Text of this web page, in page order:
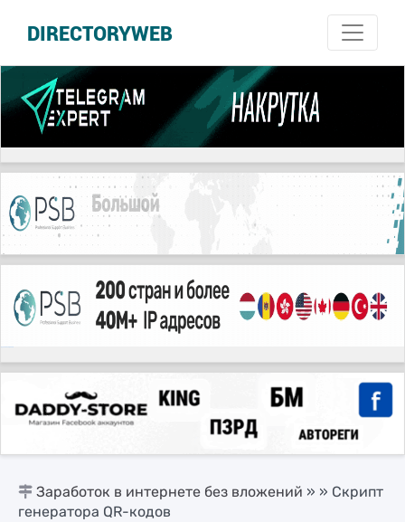
DIRECTORYWEB
Заработок в интернете без вложений » » Скрипт
генератора QR-кодов